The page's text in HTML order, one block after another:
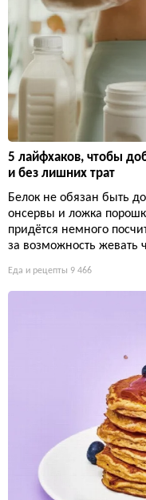
5 лайфхаков, чтобы
и без лишних трат
Белок не обязан быть
онсервы и ложка
придётся немного
за возможность жевать
Еда и рецепты 9 466